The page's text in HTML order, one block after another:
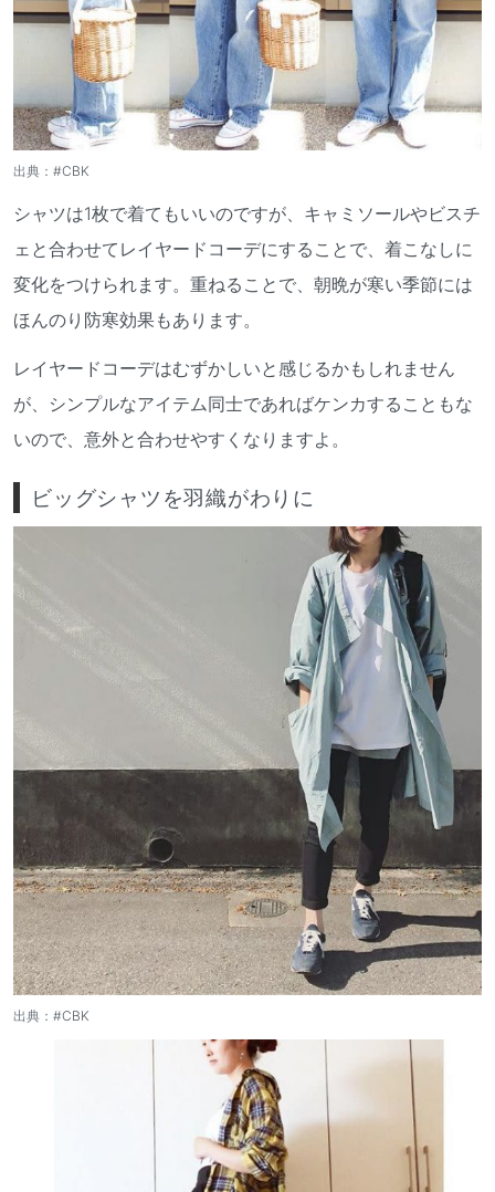
出典： #CBK
シャツは1枚で着てもいいのですが、キャミソールやビスチ
ェと合わせてレイヤードコーデにすることで、着こなしに
変化をつけられます。重ねることで、朝晩が寒い季節には
ほんのり防寒効果もあります。
レイヤードコーデはむずかしいと感じるかもしれません
が、シンプルなアイテム同士であればケンカすることもな
いので、意外と合わせやすくなりますよ。
ビッグシャツを羽織がわりに
出典： #CBK